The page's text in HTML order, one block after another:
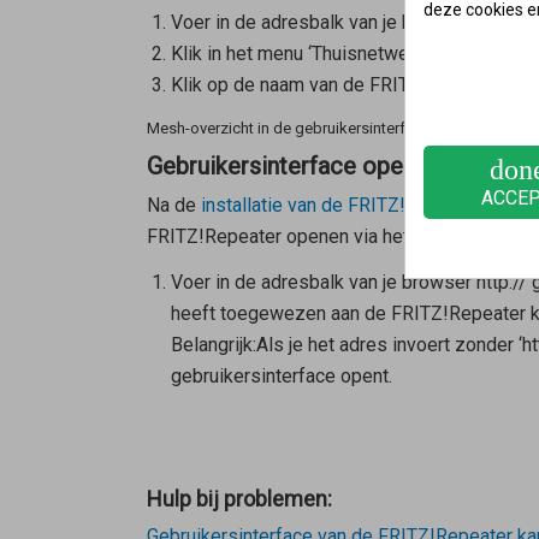
Voer in de adresbalk van je browserhttp://
Klik in het menu ‘Thuisnetwerk’ op ‘Mesh’.
Klik op de naam van de FRITZ!Repeater.
Mesh-overzicht in de gebruikersinterface van de
Gebruikersinterface openen bij
Na de installatie van de FRITZ!Repeater die
FRITZ!Repeater openen via het IP-adres:
Voer in de adresbalk van je browser http://
heeft toegewezen aan de FRITZ!Repeater
Belangrijk:Als je het adres invoert zonder
gebruikersinterface opent.
Hulp bij problemen:
deze cookies